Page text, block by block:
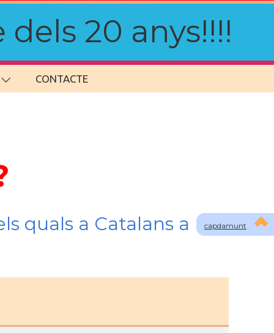
20 anys!!!!
CONTACTE
capdamunt
quals a Catalans a